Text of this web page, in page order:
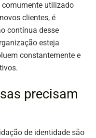
comumente utilizado
clientes, é
contínua desse
esteja
constantemente e
precisam
de identidade são